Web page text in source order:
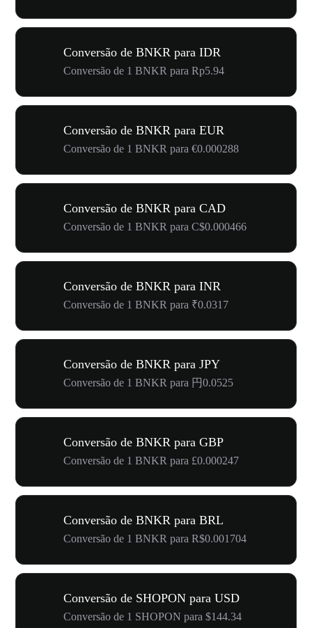
Conversão de BNKR para IDR
Conversão de 1 BNKR para Rp5.94
Conversão de BNKR para EUR
Conversão de 1 BNKR para €0.000288
Conversão de BNKR para CAD
Conversão de 1 BNKR para C$0.000466
Conversão de BNKR para INR
Conversão de 1 BNKR para ₹0.0317
Conversão de BNKR para JPY
Conversão de 1 BNKR para 円0.0525
Conversão de BNKR para GBP
Conversão de 1 BNKR para £0.000247
Conversão de BNKR para BRL
Conversão de 1 BNKR para R$0.001704
Conversão de SHOPON para USD
Conversão de 1 SHOPON para $144.34